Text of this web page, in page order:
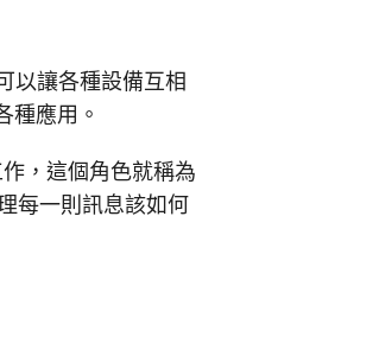
以讓各種設備互相
種應用。
，這個角色就稱為
每一則訊息該如何